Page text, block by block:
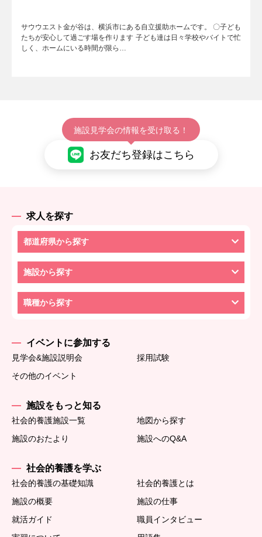
サウウエスト金が谷は、横浜市にある自立援助ホームです。 〇子ども
たちが安心して過ごす場を作ります 子ども達は日々学校やバイトで忙
しく、ホームにいる時間が限ら…
施設見学会の情報を受け取る！
お友だち登録はこちら
求人を探す
都道府県から探す
施設から探す
職種から探す
イベントに参加する
見学会&施設説明会
採用試験
その他のイベント
施設をもっと知る
社会的養護施設一覧
地図から探す
施設のおたより
施設へのQ&A
社会的養護を学ぶ
社会的養護の基礎知識
社会的養護とは
施設の概要
施設の仕事
就活ガイド
職員インタビュー